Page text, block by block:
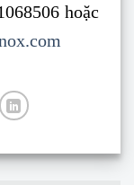
hoặc